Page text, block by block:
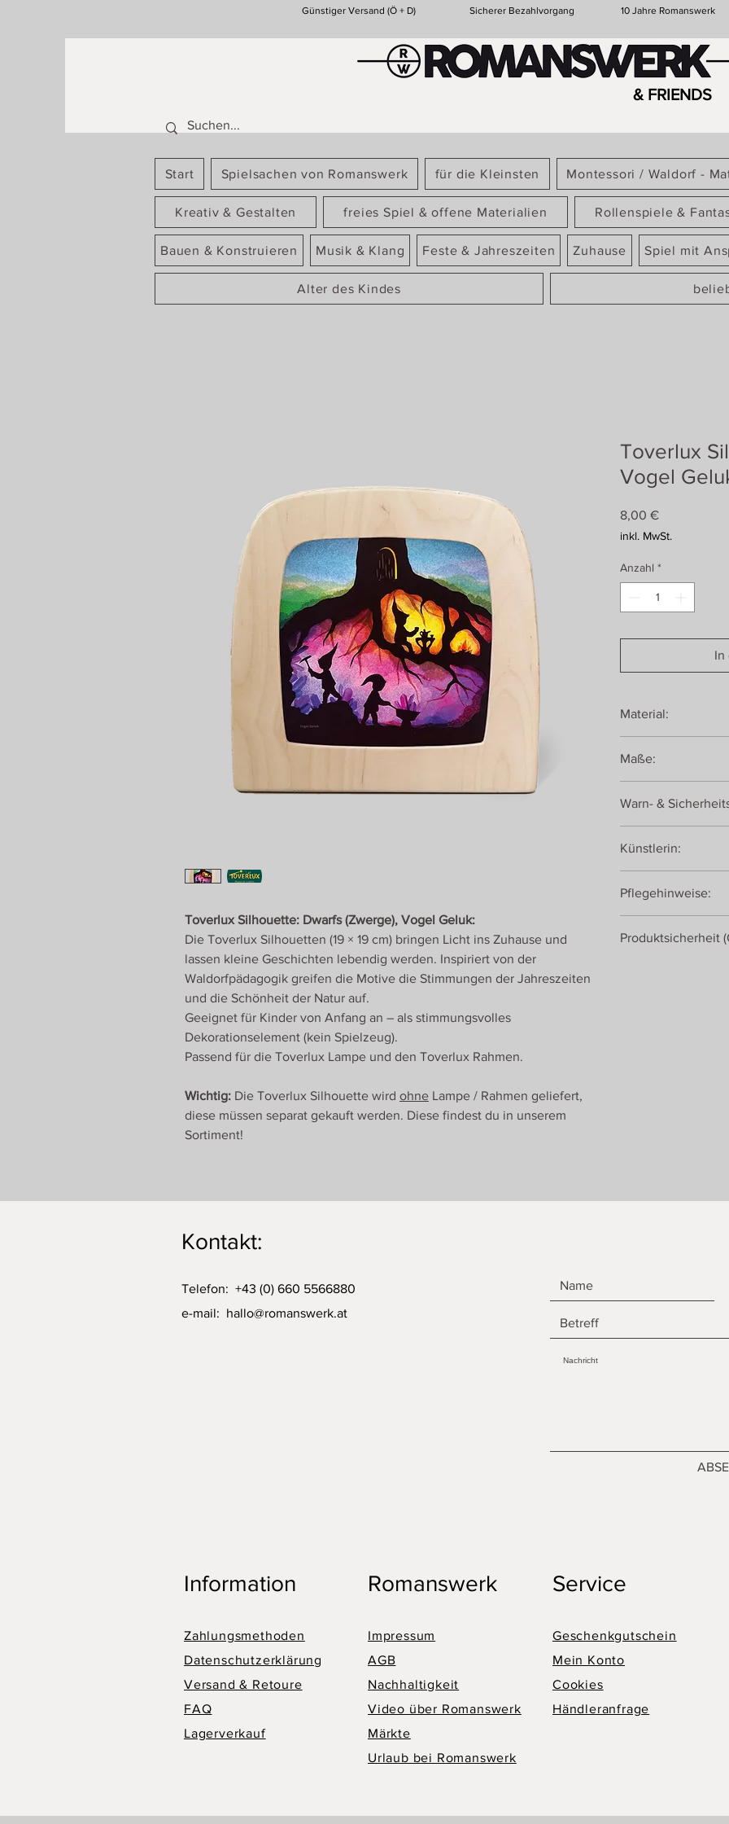
Günstiger Versand (Ö + D) Sicherer Bezahlvorgang 10 Jahre Romanswerk
& FRIENDS
Start Spielsachen von Romanswerk für die Kleinsten Montessori / Waldorf -
Kreativ & Gestalten freies Spiel & offene Materialien Rollenspiele &
Bauen & Konstruieren Musik & Klang Feste & Jahreszeiten Zuhause Spiel mit
Alter des Kindes
Toverlux Silhouette: Dwarfs (Zwerge), Vogel Geluk:
Die Toverlux Silhouetten (19 × 19 cm) bringen Licht ins Zuhause und
lassen kleine Geschichten lebendig werden. Inspiriert von der
Waldorfpädagogik greifen die Motive die Stimmungen der Jahreszeiten
und die Schönheit der Natur auf.
Geeignet für Kinder von Anfang an – als stimmungsvolles
Dekorationselement (kein Spielzeug).
Passend für die Toverlux Lampe und den Toverlux Rahmen.
Wichtig: Die Toverlux Silhouette wird ohne Lampe / Rahmen geliefert,
diese müssen separat gekauft werden. Diese findest du in unserem
Sortiment!
Toverlux
Vogel
8,00 €Preis
inkl. MwSt.
Anzahl *
In
Material:
Maße:
Warn- &
Künstlerin:
Pflegehinweise:
feuchten Tuch
Produktsicherheit
Kontakt:
Telefon: +43 (0) 660 5566880
e-mail: hallo@romanswerk.at
Information
Zahlungsmethoden
Datenschutzerklärung
Versand & Retoure
FAQ
Lagerverkauf
Romanswerk
Impressum
AGB
Nachhaltigkeit
Video über Romanswerk
Märkte
Urlaub bei Romanswerk
Service
Geschenkgutschein
Mein Konto
Cookies
Händleranfrage